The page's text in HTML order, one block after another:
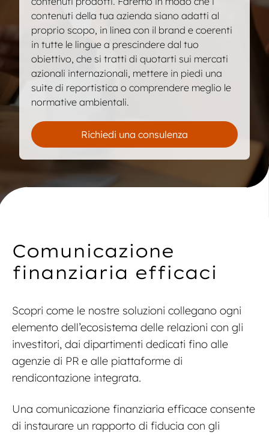
Parla con un esperto
Parla con un esperto
contenuti della tua azienda siano adatti al
proprio scopo, in linea con il brand e coerenti
in tutte le lingue a prescindere dal tuo
obiettivo, che si tratti di quotarti sui mercati
azionali internazionali, mettere in piedi una
suite di reportistica o comprendere meglio le
normative ambientali.
Richiedi una consulenza
Comunicazione
finanziaria efficaci
Scopri come le nostre soluzioni collegano ogni
elemento dell’ecosistema delle relazioni con gli
investitori, dai dipartimenti dedicati fino alle
agenzie di PR e alle piattaforme di
rendicontazione integrata.
Una comunicazione finanziaria efficace consente
di instaurare un rapporto di fiducia con gli